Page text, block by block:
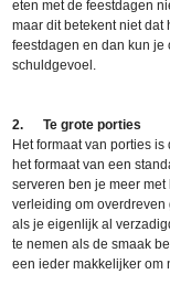
eten met de feestdagen
maar dit betekent niet dat
feestdagen en dan kun
schuldgevoel.
2. Te groteporties
Het formaat van porties
het formaat van een
serveren ben je meer
verleiding om overdreven
als je eigenlijk al
te nemen als de smaak
een ieder makkelijker om